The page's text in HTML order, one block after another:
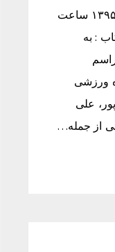
دریافت خبر: یکشنبه ۳۰ خرداد ۱۳۹۵ ساعت
: به
ورزشی
علی
از جمله…